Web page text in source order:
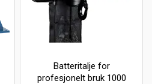
Batteritalje for
profesjonelt bruk 1000